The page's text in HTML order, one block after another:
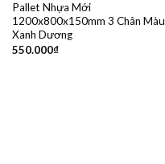
Pallet Nhựa Mới
1200x800x150mm 3 Chân Màu
Xanh Dương
550.000₫